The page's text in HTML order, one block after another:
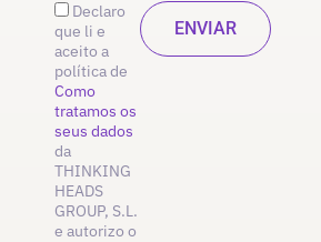
Declaro
que li e
aceito a
política de
Como
tratamos os
seus dados
da
THINKING
HEADS
GROUP, S.L.
e autorizo o